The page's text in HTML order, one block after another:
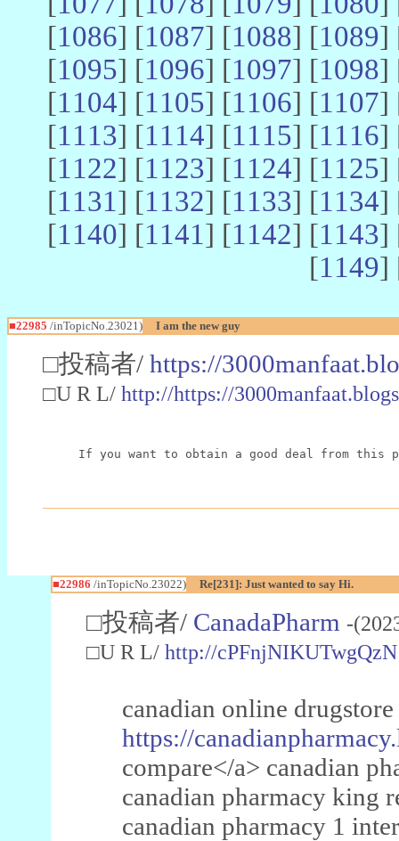
[1086] [1087] [1088] [1089]
[1095] [1096] [1097] [1098]
[1104] [1105] [1106] [1107]
[1113] [1114] [1115] [1116]
[1122] [1123] [1124] [1125]
[1131] [1132] [1133] [1134]
[1140] [1141] [1142] [1143]
[1149]
■22985 /inTopicNo.23021) I am the new guy
□投稿者/ https://
□U R L/ http://https://
If you want to obtain a good deal from this
■22986 /inTopicNo.23022) Re[231]: Just wanted to say Hi.
□投稿者/ CanadaPharm -
□U R L/ http://cPFnjNIKUTwgQzN
canadian online
https://
compare</a> canadian
canadian pharmacy king
canadian pharmacy 1